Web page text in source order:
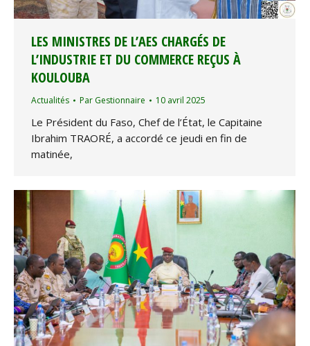
LES MINISTRES DE L’AES CHARGÉS DE
L’INDUSTRIE ET DU COMMERCE REÇUS À
KOULOUBA
Actualités Par Gestionnaire 10 avril 2025
Le Président du Faso, Chef de l’État, le Capitaine
Ibrahim TRAORÉ, a accordé ce jeudi en fin de
matinée,